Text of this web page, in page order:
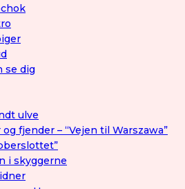
se dig
ulve
fjender – “Vejen til Warszawa”
i skyggerne